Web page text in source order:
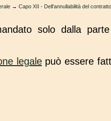
→ Capo XII - Dell'annullabilità del contratto
solo dalla
legalepuò essere